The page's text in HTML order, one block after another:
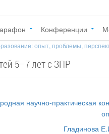
Конференции
опыт, проблемы,
5–7 лет с ЗПР
научно-практическая
Гладинова